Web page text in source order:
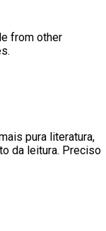
from other
pura literatura,
da leitura. Preciso